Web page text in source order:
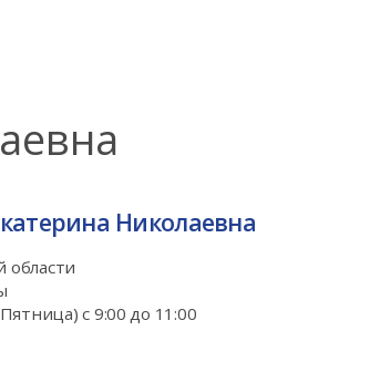
Николаевна
с 9:00 до 11:00